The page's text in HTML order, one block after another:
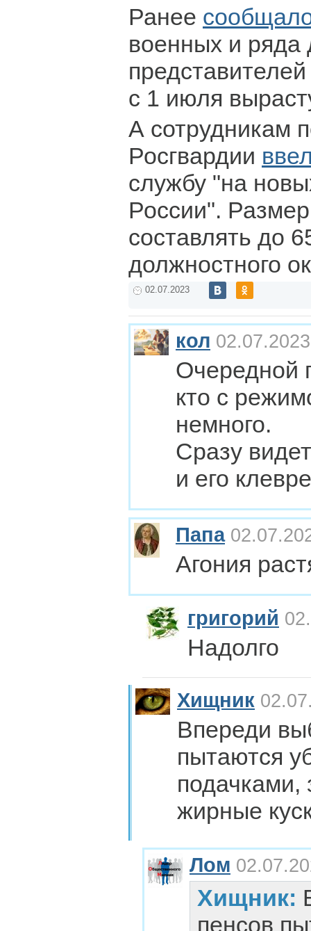
Ранее
военных и ряда
с 1 июля
А сотрудникам
Росгвардии
службу "на
России".
составлять до
должностного
02.07.2023
кол
Очередной
кто с
немного.
Сразу
и его
Папа
Агония
григорий
Надолго
Хищник
Впереди
пытаются
подачками,
жирные
Лом
Хищник:
пенсов